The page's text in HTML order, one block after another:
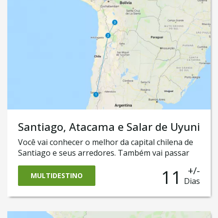
onde você poderá admirar o mundialmente
conhecido Deserto do Atacama, no Chile.
Santiago, Atacama e Salar de Uyuni
Você vai conhecer o melhor da capital chilena de
Santiago e seus arredores. Também vai passar
uns dias em San Pedro do Atacama, onde vai
conhecer as majestosas paisagens desérticas. E,
para fechar com chave de ouro, também vai
cruzar a fronteira até a Bolívia para ter uma
MULTIDESTINO 11 +/-
Dias